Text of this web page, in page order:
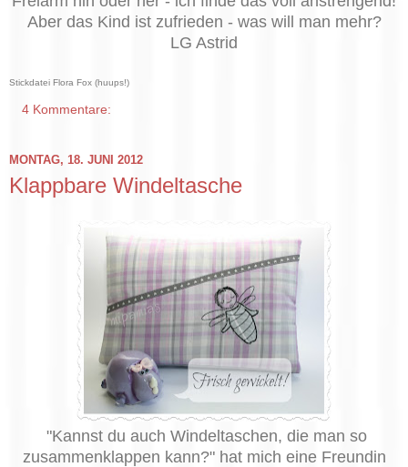
Aber das Kind ist zufrieden - was will man mehr?
LG Astrid
Stickdatei Flora Fox (huups!)
4 Kommentare:
MONTAG, 18. JUNI 2012
Klappbare Windeltasche
"Kannst du auch Windeltaschen, die man so
zusammenklappen kann?" hat mich eine Freundin